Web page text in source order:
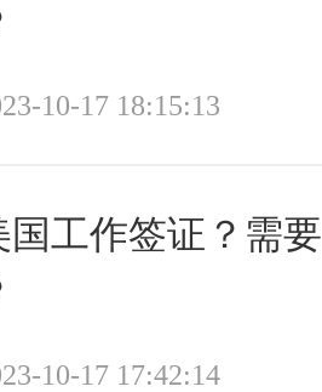
10-17 18:15:13
工作签证？需要
10-17 17:42:14